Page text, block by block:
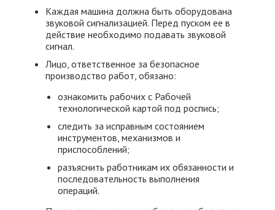
Каждая машина должна быть оборудована
звуковой сигнализацией. Перед пуском ее в
действие необходимо подавать звуковой
сигнал.
Лицо, ответственное за безопасное
производство работ, обязано:
ознакомить рабочих с Рабочей
технологической картой под роспись;
следить за исправным состоянием
инструментов, механизмов и
приспособлений;
разъяснить работникам их обязанности и
последовательность выполнения
операций.